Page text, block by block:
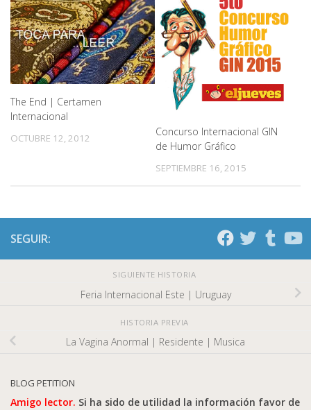
The End | Certamen
Internacional
OCTUBRE 12, 2012
Concurso Internacional GIN
de Humor Gráfico
SEPTIEMBRE 16, 2015
SEGUIR:
SIGUIENTE HISTORIA
Feria Internacional Este | Uruguay
HISTORIA PREVIA
La Vagina Anormal | Residente | Musica
BLOG PETITION
Amigo lector. Si ha sido de utilidad la información favor de